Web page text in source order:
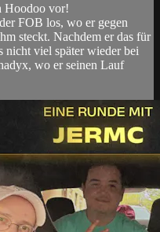
Hoodoo vor!
FOB los, wo er gegen
steckt. Nachdem er das für
nicht viel später wieder bei
wo er seinen Lauf